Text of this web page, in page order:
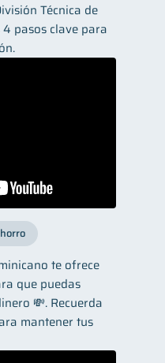
Técnica de
pasos clave para
te ofrece
que puedas
💸. Recuerda
mantener tus